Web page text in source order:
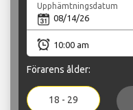
Upphämtningsdatum
Förarens ålder:
18 - 29